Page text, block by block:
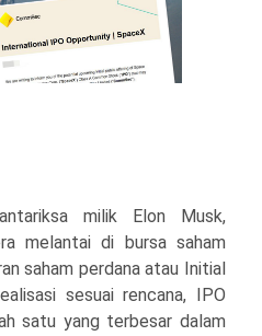
milik Elon Musk,
melantai di bursa saham
saham perdana atau Initial
sesuai rencana, IPO
satu yang terbesar dalam